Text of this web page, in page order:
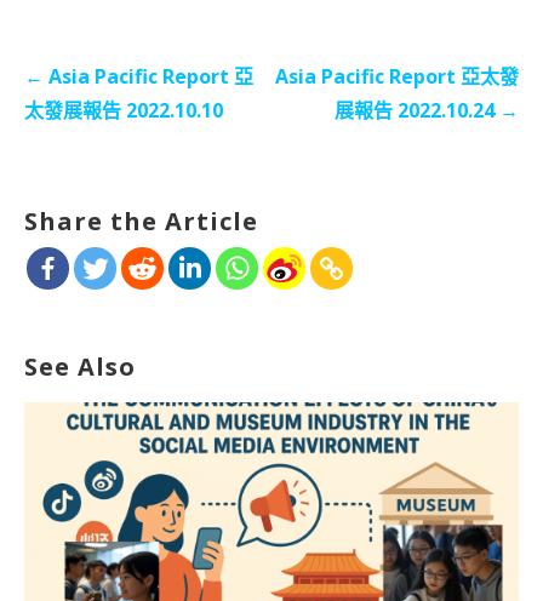
← Asia Pacific Report 亞
太發展報告 2022.10.10
Asia Pacific Report 亞太發
展報告 2022.10.24 →
Share the Article
See Also